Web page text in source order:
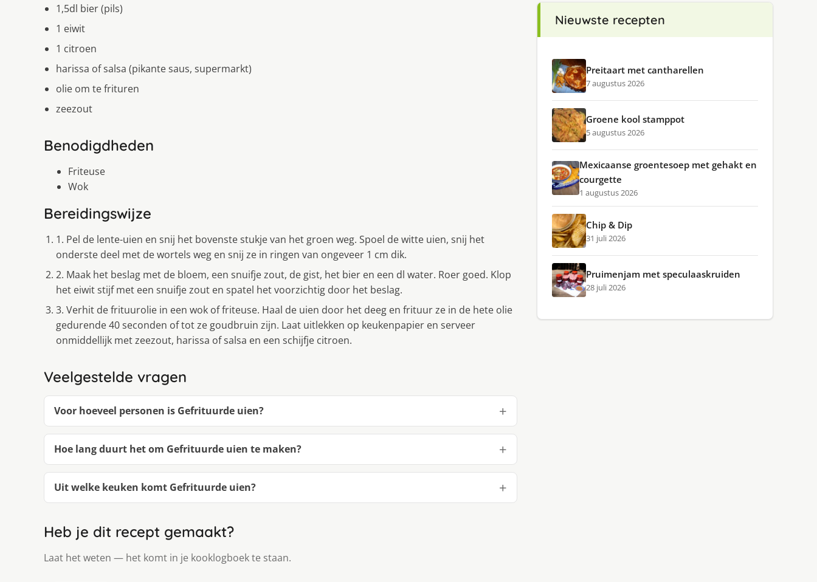
1,5dl bier (pils)
1 eiwit
1 citroen
harissa of salsa (pikante saus, supermarkt)
olie om te frituren
zeezout
Benodigdheden
Friteuse
Wok
Bereidingswijze
1. Pel de lente-uien en snij het bovenste stukje van het groen weg. Spoel de witte uien, snij het
onderste deel met de wortels weg en snij ze in ringen van ongeveer 1 cm dik.
2. Maak het beslag met de bloem, een snuifje zout, de gist, het bier en een dl water. Roer goed. Klop
het eiwit stijf met een snuifje zout en spatel het voorzichtig door het beslag.
3. Verhit de frituurolie in een wok of friteuse. Haal de uien door het deeg en frituur ze in de hete olie
gedurende 40 seconden of tot ze goudbruin zijn. Laat uitlekken op keukenpapier en serveer
onmiddellijk met zeezout, harissa of salsa en een schijfje citroen.
Veelgestelde vragen
Voor hoeveel personen is Gefrituurde uien?
Hoe lang duurt het om Gefrituurde uien te maken?
Uit welke keuken komt Gefrituurde uien?
Heb je dit recept gemaakt?
Laat het weten — het komt in je kooklogboek te staan.
Nieuwste recepten
Preitaart met cantharellen
7 augustus 2026
Groene kool stamppot
5 augustus 2026
Mexicaanse groentesoep met gehakt en
courgette
1 augustus 2026
Chip & Dip
31 juli 2026
Pruimenjam met speculaaskruiden
28 juli 2026